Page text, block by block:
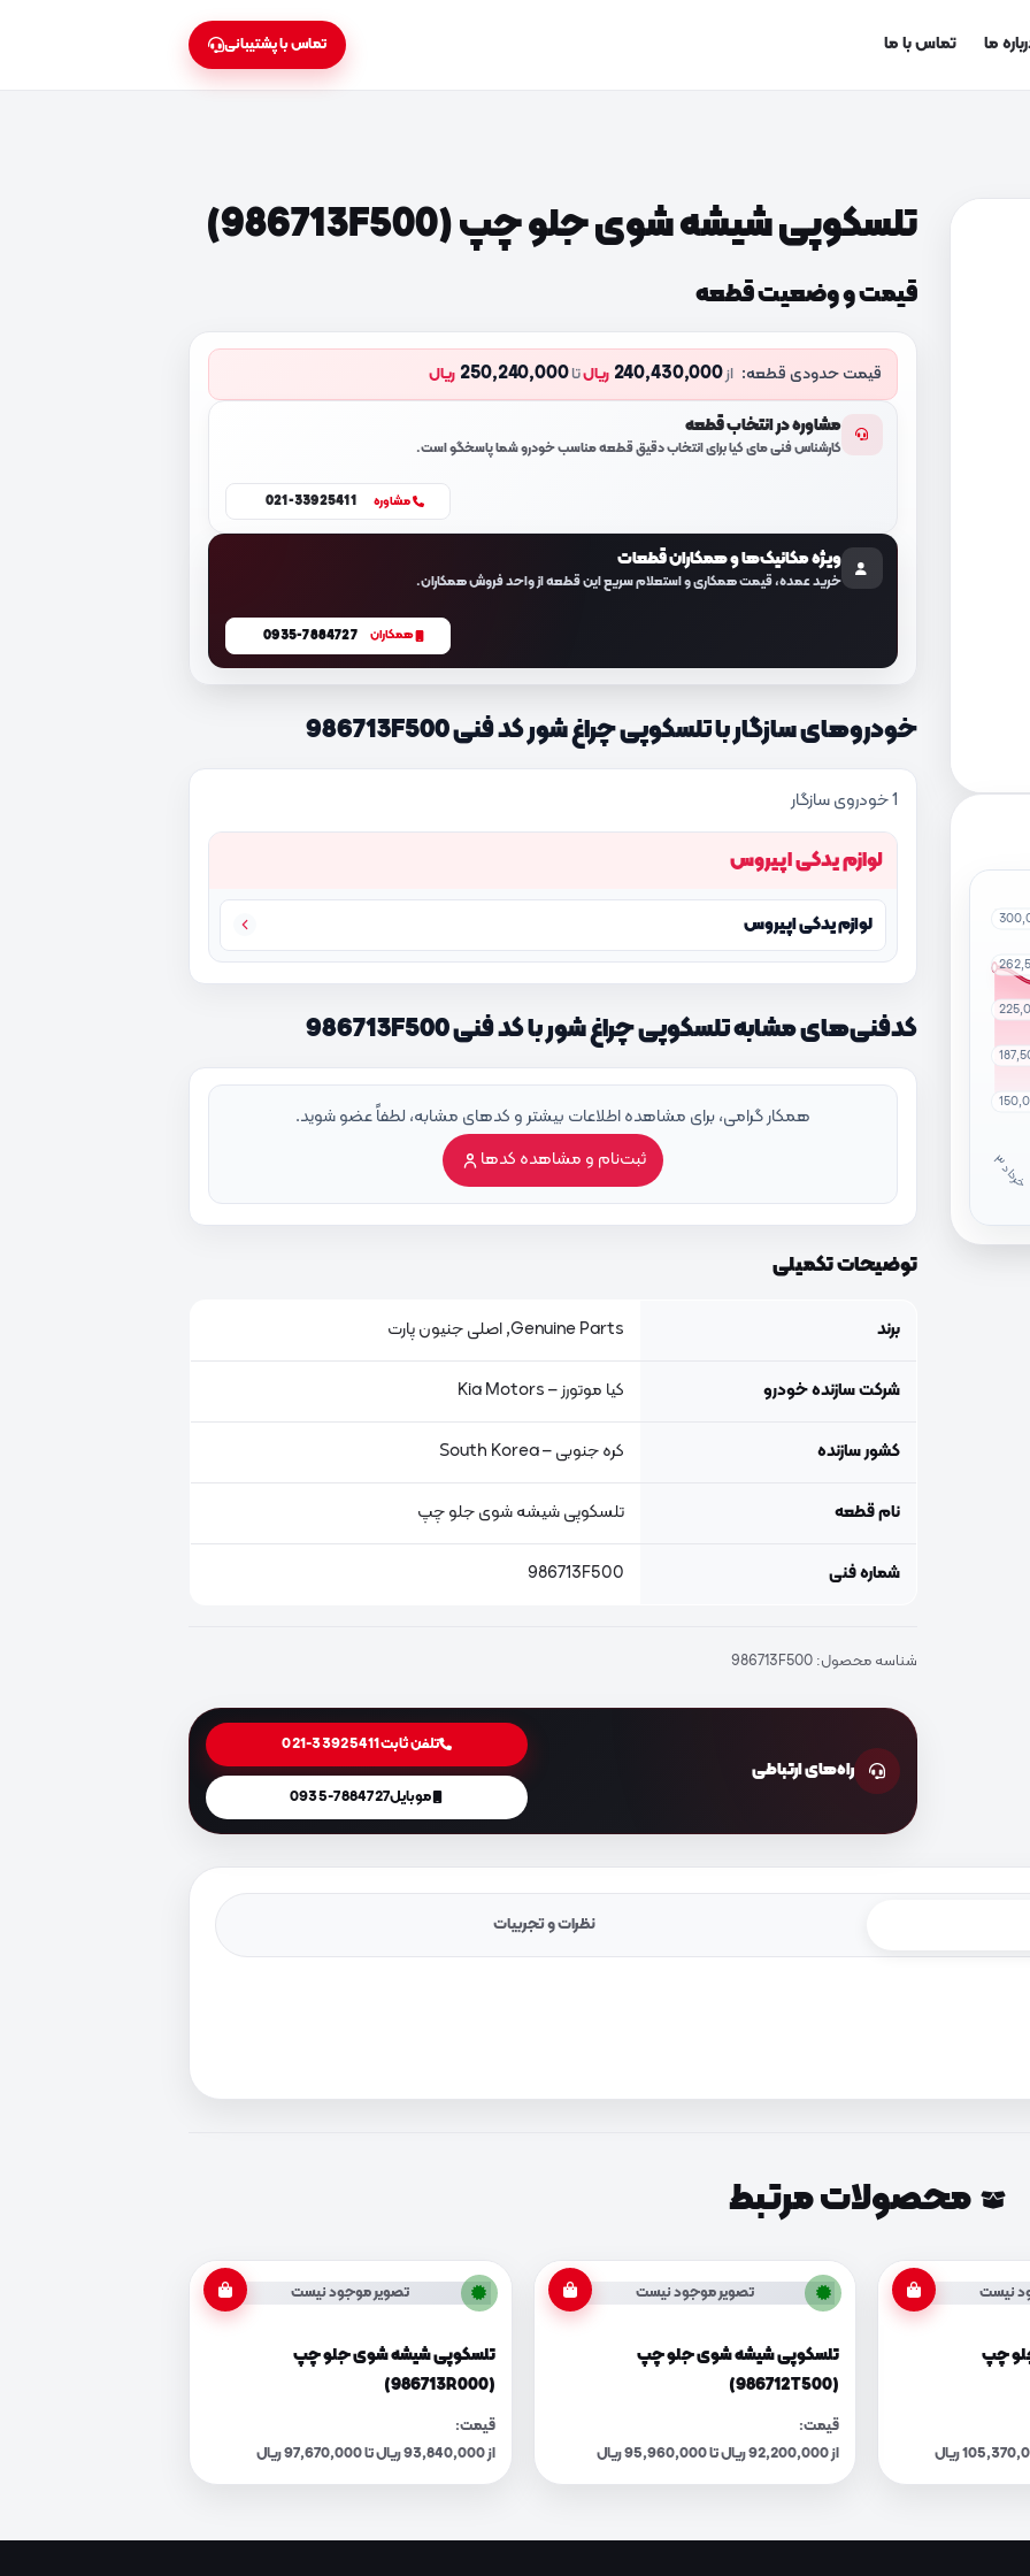
ما تماس با ما تماس با پشتیبانی
خ
ر
داد
۳
تلسکوپی شیشه شوی جلو چپ (986713F500)
قیمت و وضعیت قطعه
قیمت حدودی قطعه: از240,430,000 ریالتا250,240,000 ریال
مشاوره در انتخاب قطعه
کارشناس فنی مای کیا برای انتخاب دقیق قطعه مناسب خودرو شما پاسخگو است.
مشاوره 021-33925411
ویژه مکانیک‌ها و همکاران قطعات
خرید عمده، قیمت همکاری و استعلام سریع این قطعه از واحد فروش همکاران.
همکاران 0935-7884727
خودروهای سازگار با تلسکوپی چراغ شور کد فنی 986713F500
1 خودروی سازگار
لوازم یدکی اپیروس
لوازم یدکی اپیروس
کدفنی‌های مشابه تلسکوپی چراغ شور با کد فنی 986713F500
همکار گرامی، برای مشاهده اطلاعات بیشتر و کدهای مشابه، لطفاً عضو شوید.
ثبت‌نام و مشاهده کدها
توضیحات تکمیلی
برند Genuine Parts, اصلی جنیون پارت
شرکت سازنده خودرو کیا موتورز – Kia Motors
کشور سازنده کره جنوبی – South Korea
نام قطعه تلسکوپی شیشه شوی جلو چپ
شماره فنی 986713F500
شناسه محصول:986713F500
راه‌های ارتباطی
تلفن ثابت021-33925411
موبایل0935-7884727
نظرات و تجربیات
محصولات مرتبط
نیست
چپ
تصویر موجود نیست
تلسکوپی شیشه شوی جلو چپ
(986712T500)
قیمت:
از 92,200,000 ریال تا 95,960,000 ریال
تصویر موجود نیست
تلسکوپی شیشه شوی جلو چپ
(986713R000)
قیمت:
از 93,840,000 ریال تا 97,670,000 ریال